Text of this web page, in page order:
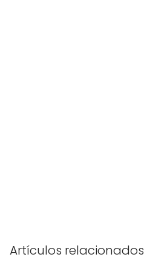
Artículos relacionados